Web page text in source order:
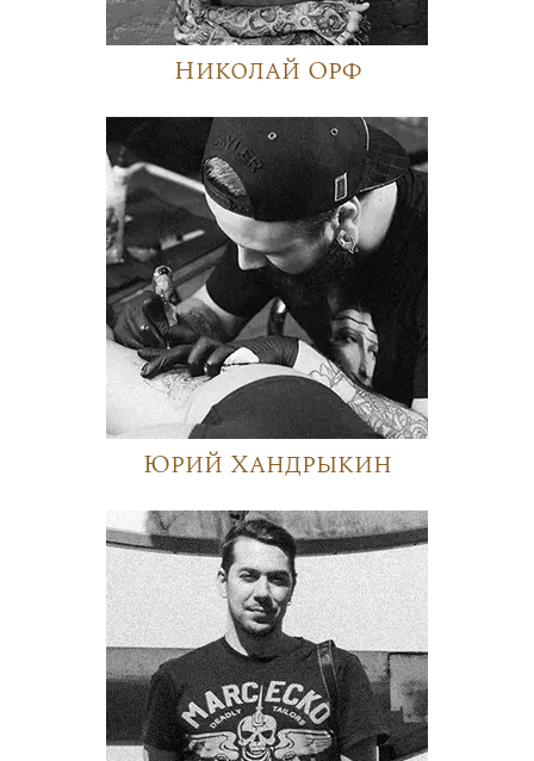
Николай Орф
Юрий Хандрыкин